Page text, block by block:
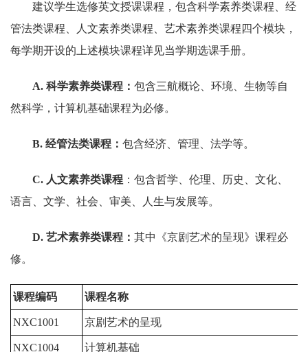
建议学生选修英文授课课程，包含科学素养类课程、经
管法类课程、人文素养类课程、艺术素养类课程四个模块，
每学期开设的上述模块课程详见当学期选课手册。
A. 科学素养类课程： 包含三航概论、环境、生物等自
然科学，计算机基础课程为必修。
B. 经管法类课程： 包含经济、管理、法学等。
C. 人文素养类课程 ：包含哲学、伦理、历史、文化、
语言、文学、社会、审美、人生与发展等。
D. 艺术素养类课程： 其中《京剧艺术的呈现》课程必
修。
课程编码 课程名称
NXC1001 京剧艺术的呈现
NXC1004 计算机基础